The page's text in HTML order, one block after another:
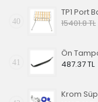
40
15401.8 TL
41
487.37 TL